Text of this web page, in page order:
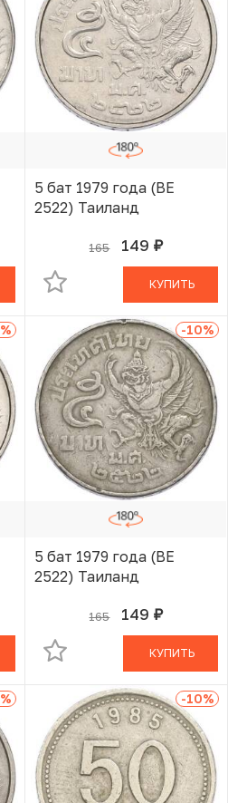
5 бат 1979 года (BE
2522) Таиланд
165 149 руб.
В КОРЗИНЕ
КУПИТЬ
% -10%
5 бат 1979 года (BE
2522) Таиланд
165 149 руб.
В КОРЗИНЕ
КУПИТЬ
% -10%